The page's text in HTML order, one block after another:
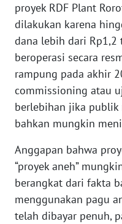
proyek RDF Plant
dilakukan karena
dana lebih dari
beroperasi secara
rampung pada akhir
commissioning atau
berlebihan jika publik
bahkan mungkin
Anggapan bahwa
“proyek aneh”
berangkat dari fakta
menggunakan pagu
telah dibayar penuh,
WN
SUMUT
WN
JAKARTA
WN
JABAR
WN
BANTEN
WN
NTT